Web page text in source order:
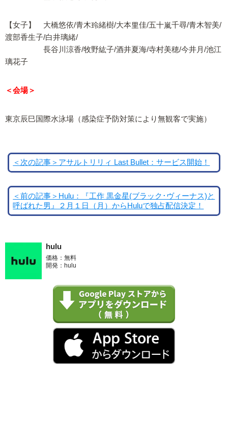
【女子】 大橋悠依/青木玲緒樹/大本里佳/五十嵐千尋/青木智美/
渡部香生子/白井璃緒/
長谷川涼香/牧野紘子/酒井夏海/寺村美穂/今井月/池江
璃花子
＜会場＞
東京辰巳国際水泳場（感染症予防対策により無観客で実施）
＜次の記事＞アサルトリリィ Last Bullet：サービス開始！
＜前の記事＞Hulu：『工作 黒金星(ブラック･ヴィーナス)と
呼ばれた男』２月１日（月）からHuluで独占配信決定！
hulu
価格：無料
開発：hulu